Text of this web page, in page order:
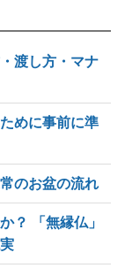
渡し方・マナ
めに事前に準
のお盆の流れ
？ 「無縁仏」